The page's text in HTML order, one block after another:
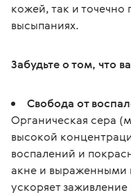
кожей, так и
высыпаниях.
Забудьте о том, что
Свобода от
Органическая сера
высокой
воспалений и
акне и выраженными
ускоряет